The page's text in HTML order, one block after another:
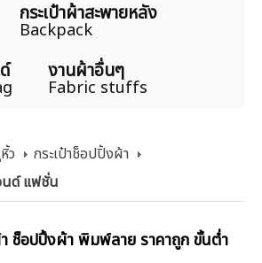
กระเป๋าผ้าสะพายหลัง
Backpack
งานผ้าอื่นๆ
Fabric stuffs
ว
กระเป๋าช็อปปิ้งผ้า
นด์ แฟชั่น
า ช็อปปิ้งผ้า พิมพ์ลาย ราคาถูก ขั้นต่ำ